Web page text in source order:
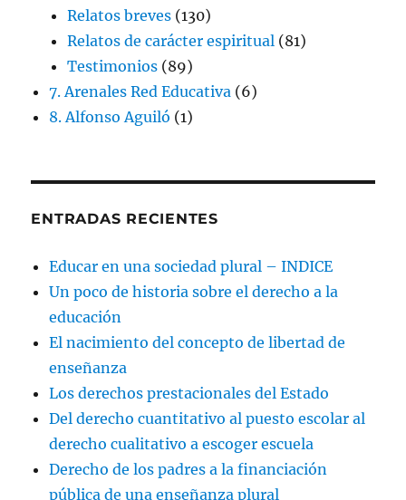
Relatos breves (130)
Relatos de carácter espiritual (81)
Testimonios (89)
7. Arenales Red Educativa (6)
8. Alfonso Aguiló (1)
ENTRADAS RECIENTES
Educar en una sociedad plural – INDICE
Un poco de historia sobre el derecho a la
educación
El nacimiento del concepto de libertad de
enseñanza
Los derechos prestacionales del Estado
Del derecho cuantitativo al puesto escolar al
derecho cualitativo a escoger escuela
Derecho de los padres a la financiación
pública de una enseñanza plural